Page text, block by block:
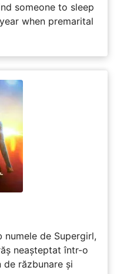
someone to sleep
when premarital
numele de Supergirl,
neașteptat într-o
răzbunare și